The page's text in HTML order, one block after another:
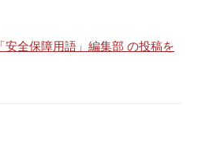
「安全保障用語」編集部 の投稿を